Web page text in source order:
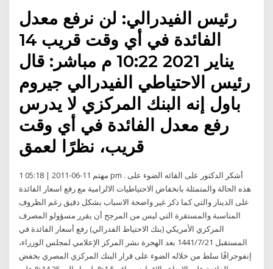
رئيس الفيدرالي: لن نرفع معدل
الفائدة في أي وقت قريب 14
يناير 2021 10:22 م مباشر: قال
رئيس الاحتياطي الفيدرالي جيروم
باول إنه البنك المركزي لا يدرس
رفع معدل الفائدة في أي وقت
قريب، نظرًا لعمق
1 مهتم 11-06-2011 | 05:18 pm . أشكر الدكتور على القائه الضوء على
هذه الحالة والمتمثلة بانخفاض الاحتياطيات الالزامية مع رفع اسعار الفائدة
على الدينار والتي كما ذكر غير واضحة الاسباب بشكل دقيق رغم الظروف
المناسبة والمستقرة التي ليس من المرجح أن يقرر مسؤولو المصرف
المركزي الأمريكي (بنك الاحتياط الفدرالي) رفع أسعار الفائدة في
المستقبل 21‏‏/7‏‏/1441 بعد الهجرة نشر المركز الإعلامي لمجلس الوزراء،
إنفوجرافًا سلط من خلاله الضوء على قرار البنك المركزي المصري بخفض